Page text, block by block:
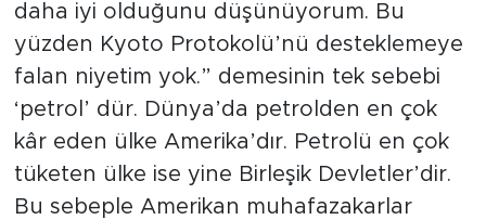
daha iyi olduğunu düşünüyorum. Bu
yüzden Kyoto Protokolü’nü desteklemeye
falan niyetim yok.” demesinin tek sebebi
‘petrol’ dür. Dünya’da petrolden en çok
kâr eden ülke Amerika’dır. Petrolü en çok
tüketen ülke ise yine Birleşik Devletler’dir.
Bu sebeple Amerikan muhafazakarlar